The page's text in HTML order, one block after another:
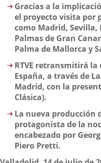
Gracias a la
el proyecto visita por
como Madrid, Sevilla,
Palmas de Gran
Palma de Mallorca y
RTVE retransmitirá
España, a través de
Madrid, con la
Clásica).
La nueva producción
protagonista de la
encabezado por
Piero Pretti.